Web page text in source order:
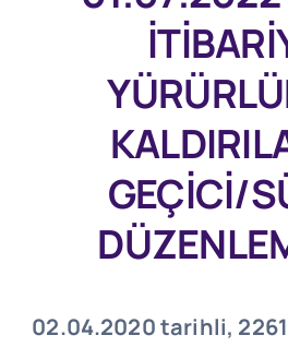
GEÇİCİ/
02.04.2020 tarihli,